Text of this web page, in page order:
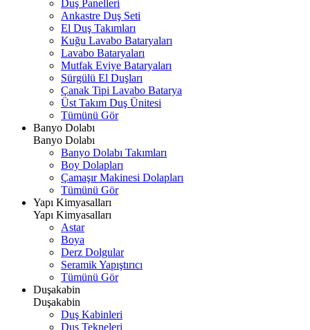
Duş Panelleri
Ankastre Duş Seti
El Duş Takımları
Kuğu Lavabo Bataryaları
Lavabo Bataryaları
Mutfak Eviye Bataryaları
Sürgülü El Duşları
Çanak Tipi Lavabo Batarya
Üst Takım Duş Ünitesi
Tümünü Gör
Banyo Dolabı
Banyo Dolabı
Banyo Dolabı Takımları
Boy Dolapları
Çamaşır Makinesi Dolapları
Tümünü Gör
Yapı Kimyasalları
Yapı Kimyasalları
Astar
Boya
Derz Dolgular
Seramik Yapıştırıcı
Tümünü Gör
Duşakabin
Duşakabin
Duş Kabinleri
Duş Tekneleri